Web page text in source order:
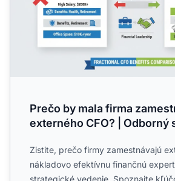
Prečo by mala firma
externého CFO? | Odborný
Zistite, prečo firmy zamestnávajú
nákladovo efektívnu finančnú